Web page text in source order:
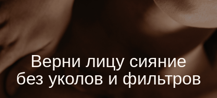
Верни лицу сияние
без уколов и фильтров
141 874
женщин выбрали Idol Face
бренд, который ощущается кожей